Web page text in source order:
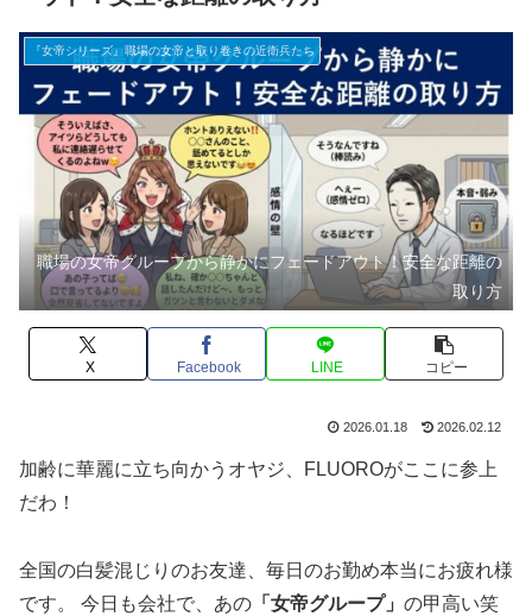
『女帝シリーズ』職場の女帝と取り巻きの近衛兵たち
職場の女帝グループから静かにフェードアウト！安全な距離の
取り方
X Facebook LINE コピー
2026.01.18 2026.02.12
加齢に華麗に立ち向かうオヤジ、FLUOROがここに参上
だわ！
全国の白髪混じりのお友達、毎日のお勤め本当にお疲れ様
です。 今日も会社で、あの 「女帝グループ」 の甲高い笑